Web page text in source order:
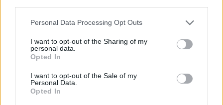
negar su consentimiento. Tenga en cuenta que algún
de su consentimiento, pero usted tiene el derecho de
rechazar tal procesamiento. Sus preferencias se aplicarán
cualquier momento entrando de nuevo en este sitio web o
visitando nuestra política de privacidad.
Personal Data Processing Opt Outs
I want to opt-out of the Sharing of my
personal data.
Opted In
I want to opt-out of the Sale of my
Personal Data.
Opted In